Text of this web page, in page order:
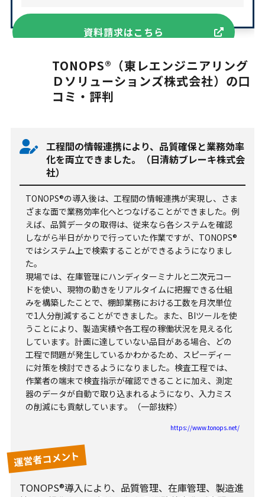
資料請求はこちら
TONOPS®（東レエンジニアリング
Ｄソリューションズ株式会社）の口
コミ・評判
工程間の情報連携により、品質確保と業務効率
化を両立できました。（日清紡ブレーキ株式会
社）
TONOPS®の導入後は、工程間の情報連携が実現し、さま
ざまな面で業務効率化へとつなげることができました。例
えば、品質データの取得は、従来なら各システムを確認
しながら半日がかりで行っていた作業ですが、TONOPS®
ではシステム上で検索することができるようになりまし
た。
現場では、在庫管理にハンディターミナルと二次元コー
ドを使い、現物の動きをリアルタイムに把握できる仕組
みを構築したことで、棚卸業務における工数を月次単位
で1人分削減することができました。また、BIツールを使
うことにより、製造実績や各工程の稼働状況を見える化
しています。計画に達していない品目がある場合、どの
工程で問題が発生しているかわかるため、スピーディー
に対策を検討できるようになりました。検査工程では、
作業者の端末で検査指示が確認できることに加え、測定
器のデータが自動で取り込まれるようになり、入力ミス
の削減にも貢献しています。（一部抜粋）
https://www.tonops.net/
運営者コメント
TONOPS®導入により、品質管理、在庫管理、製造進